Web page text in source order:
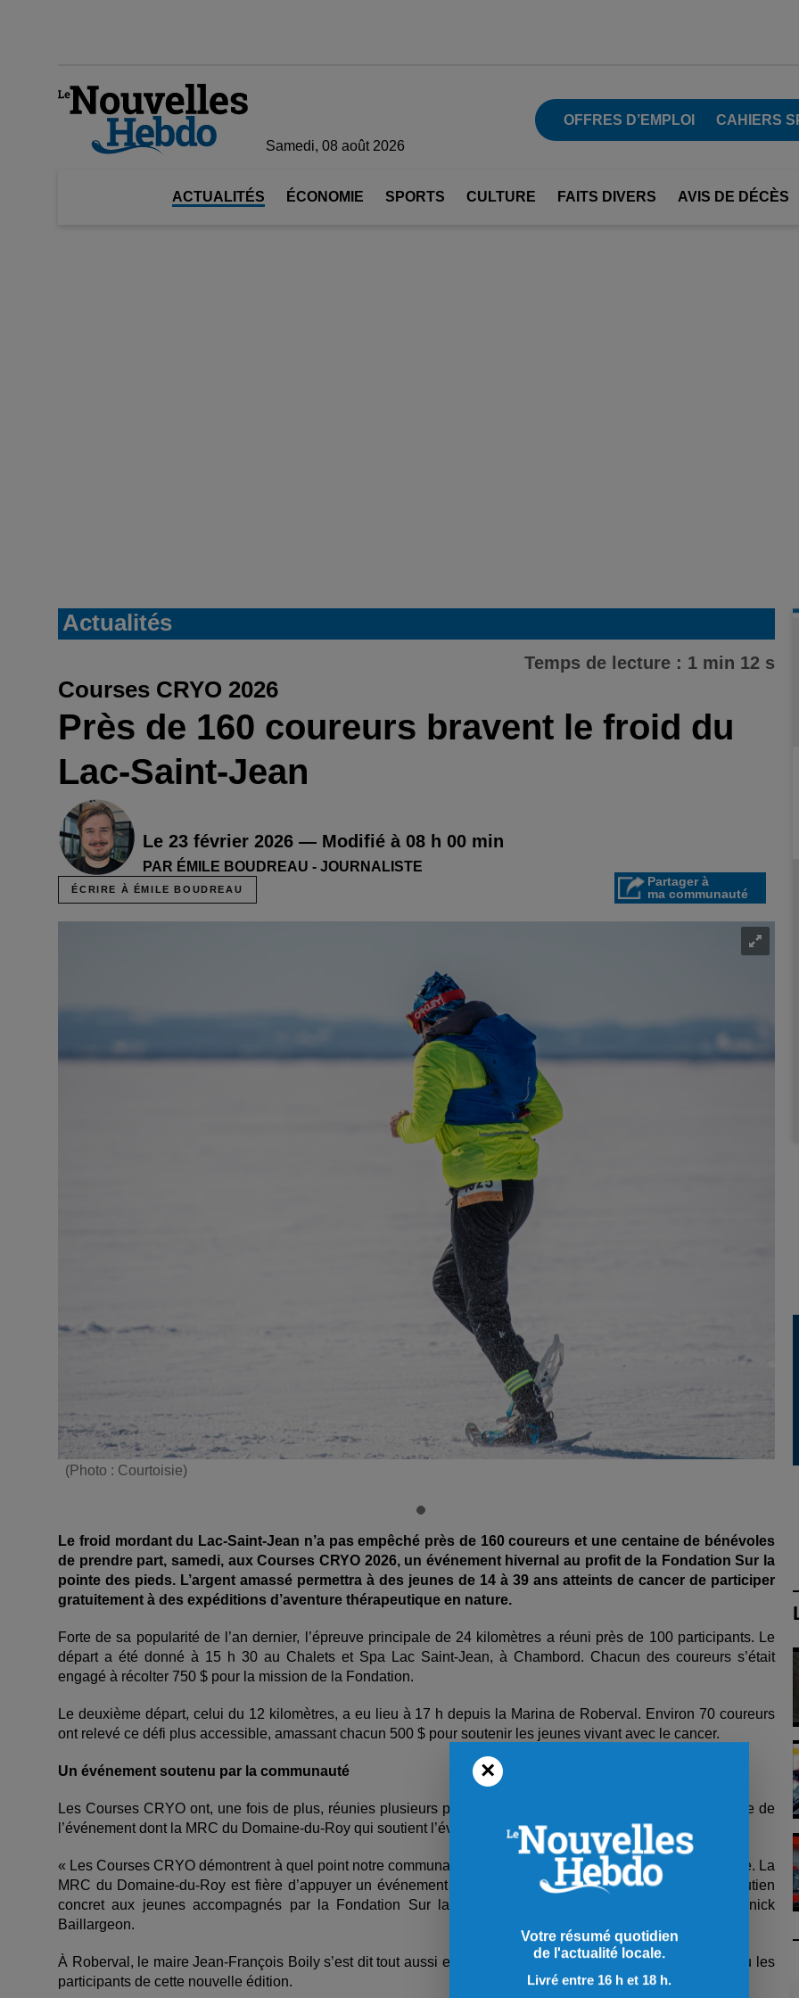
Samedi, 08 août 2026
OFFRES D’EMPLOI CAHIERS
ACTUALITÉS ÉCONOMIE SPORTS CULTURE FAITS DIVERS AVIS DE DÉCÈS
Actualités
Temps de lecture : 1 min 12 s
Courses CRYO 2026
Près de 160 coureurs bravent le froid du
Lac-Saint-Jean
Le 23 février 2026 — Modifié à 08 h 00 min
PAR ÉMILE BOUDREAU - JOURNALISTE
ÉCRIRE À ÉMILE BOUDREAU
Partager à
ma communauté
(Photo : Courtoisie)
Le froid mordant du Lac-Saint-Jean n’a pas empêché près de 160 coureurs et une centaine de bénévoles
de prendre part, samedi, aux Courses CRYO 2026, un événement hivernal au profit de la Fondation Sur la
pointe des pieds. L’argent amassé permettra à des jeunes de 14 à 39 ans atteints de cancer de participer
gratuitement à des expéditions d’aventure thérapeutique en nature.
Forte de sa popularité de l’an dernier, l’épreuve principale de 24 kilomètres a réuni près de 100 participants. Le
départ a été donné à 15 h 30 au Chalets et Spa Lac Saint-Jean, à Chambord. Chacun des coureurs s’était
engagé à récolter 750 $ pour la mission de la Fondation.
Le deuxième départ, celui du 12 kilomètres, a eu lieu à 17 h depuis la Marina de Roberval. Environ 70 coureurs
ont relevé ce défi plus accessible, amassant chacun 500 $ pour soutenir les jeunes vivant avec le cancer.
Un événement soutenu par la communauté
Les Courses CRYO ont, une fois de plus, réunies plusieurs partenaires locaux qui ont contribué à la réussite de
l’événement dont la MRC du Domaine-du-Roy qui soutient l’événement depuis ses débuts.
« Les Courses CRYO démontrent à quel point notre communauté sait se mobiliser pour une cause qui compte. La
MRC du Domaine-du-Roy est fière d’appuyer un événement qui allie dépassement de soi, solidarité et soutien
concret aux jeunes accompagnés par la Fondation Sur la pointe des pieds. », a déclaré le préfet Yanick
Baillargeon.
À Roberval, le maire Jean-François Boily s’est dit tout aussi enthousiaste de voir sa ville accueillir à nouveau les
participants de cette nouvelle édition.
×
Votre résumé quotidien
de l'actualité locale.
Livré entre 16 h et 18 h.